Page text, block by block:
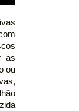
as
ou